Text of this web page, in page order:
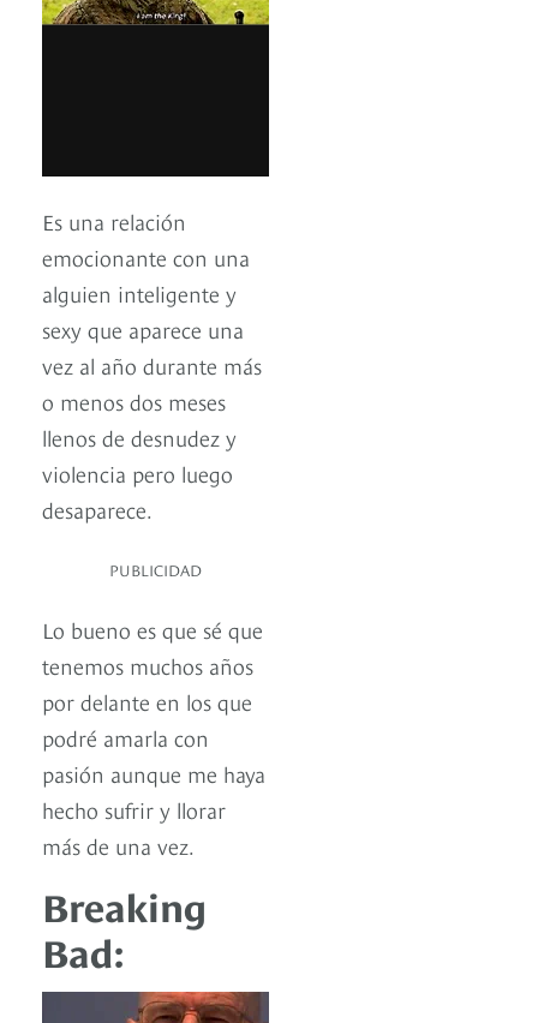
Es una relación
emocionante con una
alguien inteligente y
sexy que aparece una
vez al año durante más
o menos dos meses
llenos de desnudez y
violencia pero luego
desaparece.
PUBLICIDAD
Lo bueno es que sé que
tenemos muchos años
por delante en los que
podré amarla con
pasión aunque me haya
hecho sufrir y llorar
más de una vez.
Breaking
Bad: